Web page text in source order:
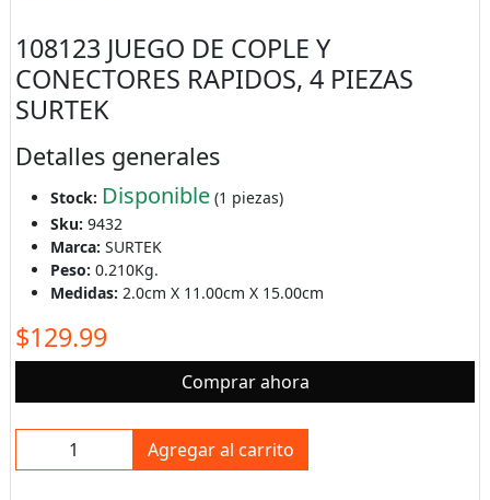
108123 JUEGO DE COPLE Y
CONECTORES RAPIDOS, 4 PIEZAS
SURTEK
Detalles generales
Stock: Disponible(1 piezas)
Sku: 9432
Marca: SURTEK
Peso: 0.210Kg.
Medidas: 2.0cm X 11.00cm X 15.00cm
$129.99
Comprar ahora
Agregar al carrito